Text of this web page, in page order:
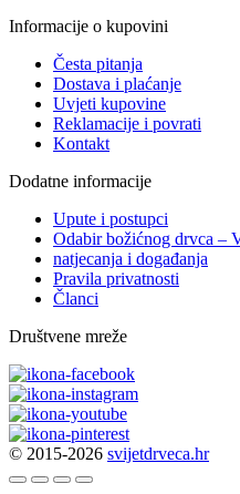
Informacije o kupovini
Česta pitanja
Dostava i plaćanje
Uvjeti kupovine
Reklamacije i povrati
Kontakt
Dodatne informacije
Upute i postupci
Odabir božićnog drvca –
natjecanja i događanja
Pravila privatnosti
Članci
Društvene mreže
© 2015-2026 svijetdrveca.hr